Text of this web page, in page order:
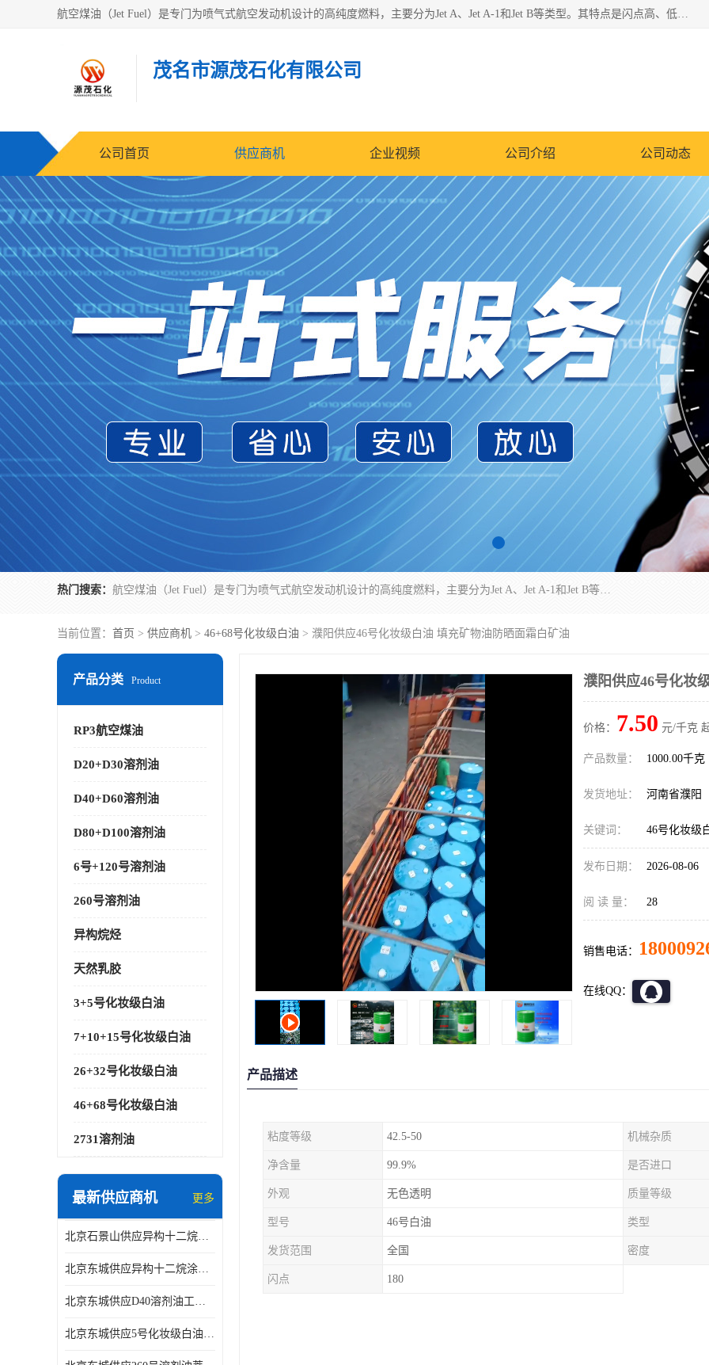
航空煤油（Jet Fuel）是专门为喷气式航空发动机设计的高纯度燃料，主要分为Jet A、Jet A-1和Jet B等类型。其特点是闪点高、低温流动性好，并添加了抗静电剂和抗氧化剂以确保飞行安全。航空煤油需
茂名市源茂石化有限公司
公司首页 供应商机 企业视频 公司介绍 公司动态
热门搜索： 航空煤油（Jet Fuel）是专门为喷气式航空发动机设计的高纯度燃料，主要分为Jet A、Jet A-1和Jet B等类型。其特点是闪点高、低温流动性好，并添加了抗静电剂和抗氧化剂以确保飞行安全。航空煤油需
当前位置： 首页 > 供应商机 > 46+68号化妆级白油 > 濮阳供应46号化妆级白油 填充矿物油防晒面霜白矿油
产品分类 Product
RP3航空煤油
D20+D30溶剂油
D40+D60溶剂油
D80+D100溶剂油
6号+120号溶剂油
260号溶剂油
异构烷烃
天然乳胶
3+5号化妆级白油
7+10+15号化妆级白油
26+32号化妆级白油
46+68号化妆级白油
2731溶剂油
最新供应商机 更多
北京石景山供应异构十二烷香精助剂
北京东城供应异构十二烷涂料胶粘油墨稀释剂
北京东城供应D40溶剂油工业金属清洗
北京东城供应5号化妆级白油钻井液润滑剂
濮阳供应46号化妆
价格： 7.50 元/千克
产品数量： 1000.00千克
发货地址： 河南省濮阳
关键词： 46号化妆级
发布日期： 2026-08-06
阅 读 量： 28
销售电话：
在线QQ：
产品描述
粘度等级 42.5-50 机械杂质
净含量 99.9% 是否进口
外观 无色透明 质量等级
型号 46号白油 类型
发货范围 全国 密度
闪点 180